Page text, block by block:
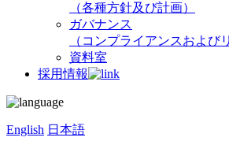
（各種方針及び計画）
ガバナンス
（コンプライアンスおよび
資料室
採用情報
English 日本語